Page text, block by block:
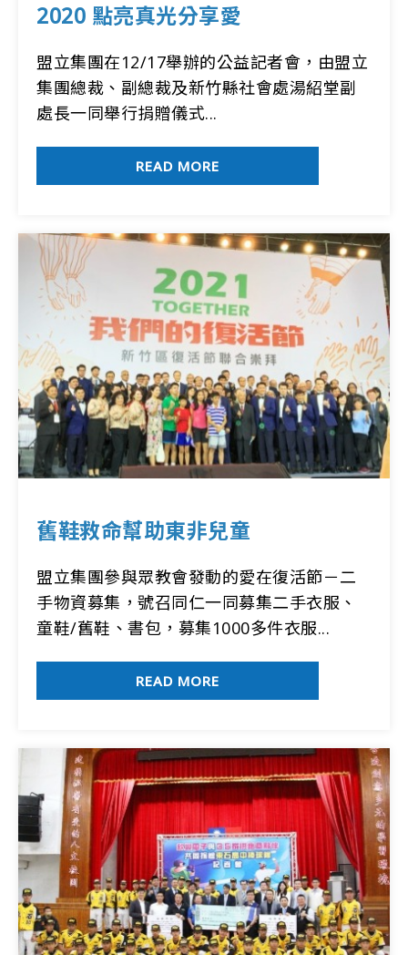
2020 點亮真光分享愛
盟立集團在12/17舉辦的公益記者會，由盟立
集團總裁、副總裁及新竹縣社會處湯紹堂副
處長一同舉行捐贈儀式...
READ MORE
舊鞋救命幫助東非兒童
盟立集團參與眾教會發動的愛在復活節－二
手物資募集，號召同仁一同募集二手衣服、
童鞋/舊鞋、書包，募集1000多件衣服...
READ MORE